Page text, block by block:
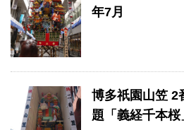
年7月
博多祇園山笠 2
題「義経千本桜